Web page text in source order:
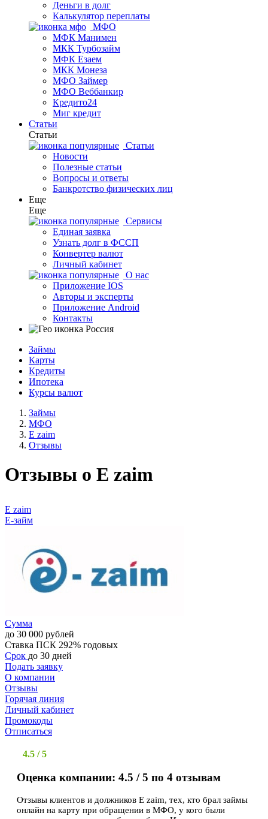
Деньги в долг
Калькулятор переплаты
МФО
МФК Манимен
МКК Турбозайм
МФК Езаем
МКК Монеза
МФО Займер
МФО Веббанкир
Кредито24
Миг кредит
Статьи
Статьи
Статьи
Новости
Полезные статьи
Вопросы и ответы
Банкротство физических лиц
Еще
Еще
Сервисы
Единая заявка
Узнать долг в ФССП
Конвертер валют
Личный кабинет
О нас
Приложение IOS
Авторы и эксперты
Приложение Android
Контакты
Россия
Займы
Карты
Кредиты
Ипотека
Курсы валют
Займы
МФО
E zaim
Отзывы
Отзывы о E zaim
E zaim
Е-займ
Сумма
до 30 000 рублей
Ставка ПСК 292% годовых
Срок до 30 дней
Подать заявку
О компании
Отзывы
Горячая линия
Личный кабинет
Промокоды
Отписаться
4.5 / 5
Оценка компании: 4.5 / 5 по 4 отзывам
Отзывы клиентов и должников E zaim, тех, кто брал займы
онлайн на карту при обращении в МФО, у кого были